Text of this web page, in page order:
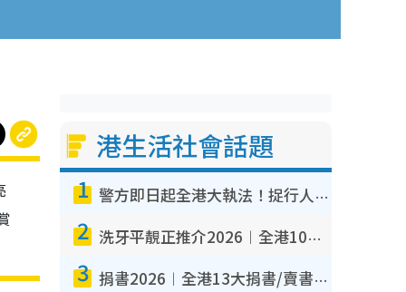
港生活社會話題
1 警方即日起全港大執法！捉行人亂過馬路+司機不專注駕駛！亂過馬路罰$2000
2 洗牙平靚正推介2026︱全港10大牙科診所/醫院懶人包 夜診至8點/鎮靜潔牙/醫療券適用
3 捐書2026︱全港13大捐書/賣書地點懶人包 二手課本最高$150＋舊書換免費咖啡/戲票